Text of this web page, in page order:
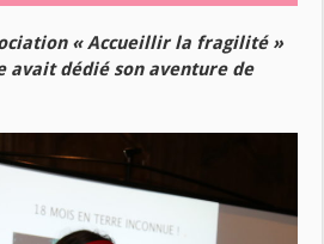
« Accueillir la fragilité »
avait dédié son aventure de